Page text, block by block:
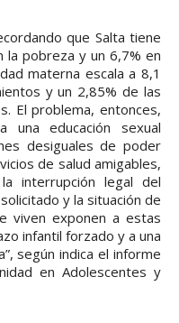
que Salta tiene
la pobreza y un 6,7% en
materna escala a 8,1
y un 2,85% de las
El problema, entonces,
educación sexual
desiguales de poder
de salud amigables,
interrupción legal del
y la situación de
viven exponen a estas
infantil forzado y a una
según indica el informe
en Adolescentes y